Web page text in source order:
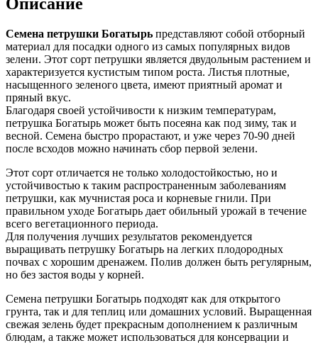
Описание
Семена петрушки Богатырь представляют собой отборный
материал для посадки одного из самых популярных видов
зелени. Этот сорт петрушки является двудольным растением и
характеризуется кустистым типом роста. Листья плотные,
насыщенного зеленого цвета, имеют приятный аромат и
пряный вкус.
Благодаря своей устойчивости к низким температурам,
петрушка Богатырь может быть посеяна как под зиму, так и
весной. Семена быстро прорастают, и уже через 70-90 дней
после всходов можно начинать сбор первой зелени.
Этот сорт отличается не только холодостойкостью, но и
устойчивостью к таким распространенным заболеваниям
петрушки, как мучнистая роса и корневые гнили. При
правильном уходе Богатырь дает обильный урожай в течение
всего вегетационного периода.
Для получения лучших результатов рекомендуется
выращивать петрушку Богатырь на легких плодородных
почвах с хорошим дренажем. Полив должен быть регулярным,
но без застоя воды у корней.
Семена петрушки Богатырь подходят как для открытого
грунта, так и для теплиц или домашних условий. Выращенная
свежая зелень будет прекрасным дополнением к различным
блюдам, а также может использоваться для консервации и